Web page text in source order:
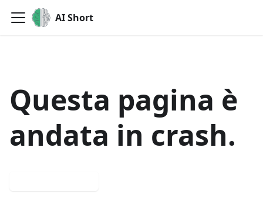
AI Short
Questa pagina è
andata in crash.